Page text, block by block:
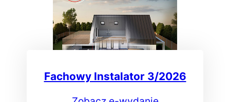
Fachowy Instalator 3/2026